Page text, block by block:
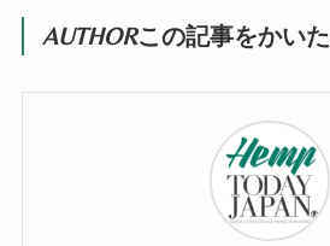
AUTHORこの記事をかい